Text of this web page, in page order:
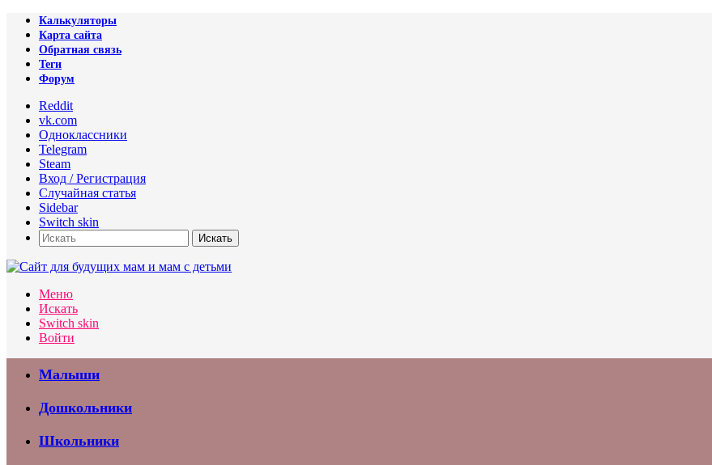
Калькуляторы
Карта сайта
Обратная связь
Теги
Форум
Reddit
vk.com
Одноклассники
Telegram
Steam
Вход / Регистрация
Случайная статья
Sidebar
Switch skin
Искать
Меню
Искать
Switch skin
Войти
Малыши
Дошкольники
Школьники